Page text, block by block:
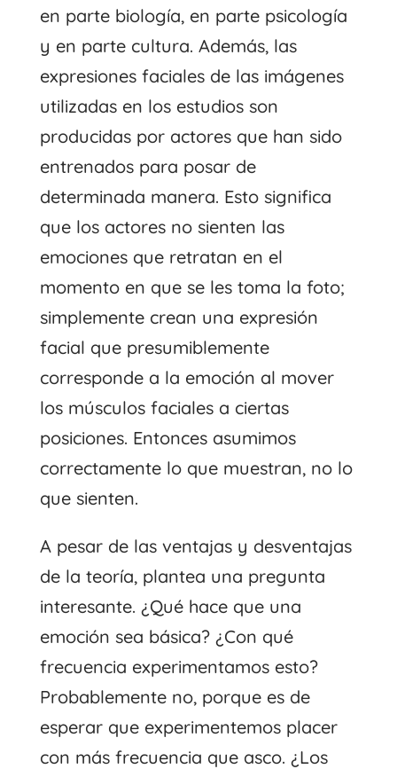
en parte biología, en parte psicología
y en parte cultura. Además, las
expresiones faciales de las imágenes
utilizadas en los estudios son
producidas por actores que han sido
entrenados para posar de
determinada manera. Esto significa
que los actores no sienten las
emociones que retratan en el
momento en que se les toma la foto;
simplemente crean una expresión
facial que presumiblemente
corresponde a la emoción al mover
los músculos faciales a ciertas
posiciones. Entonces asumimos
correctamente lo que muestran, no lo
que sienten.
A pesar de las ventajas y desventajas
de la teoría, plantea una pregunta
interesante. ¿Qué hace que una
emoción sea básica? ¿Con qué
frecuencia experimentamos esto?
Probablemente no, porque es de
esperar que experimentemos placer
con más frecuencia que asco. ¿Los